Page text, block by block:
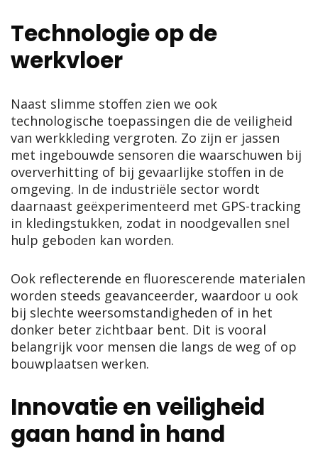
Technologie op de
werkvloer
Naast slimme stoffen zien we ook
technologische toepassingen die de veiligheid
van werkkleding vergroten. Zo zijn er jassen
met ingebouwde sensoren die waarschuwen bij
oververhitting of bij gevaarlijke stoffen in de
omgeving. In de industriële sector wordt
daarnaast geëxperimenteerd met GPS-tracking
in kledingstukken, zodat in noodgevallen snel
hulp geboden kan worden.
Ook reflecterende en fluorescerende materialen
worden steeds geavanceerder, waardoor u ook
bij slechte weersomstandigheden of in het
donker beter zichtbaar bent. Dit is vooral
belangrijk voor mensen die langs de weg of op
bouwplaatsen werken.
Innovatie en veiligheid
gaan hand in hand